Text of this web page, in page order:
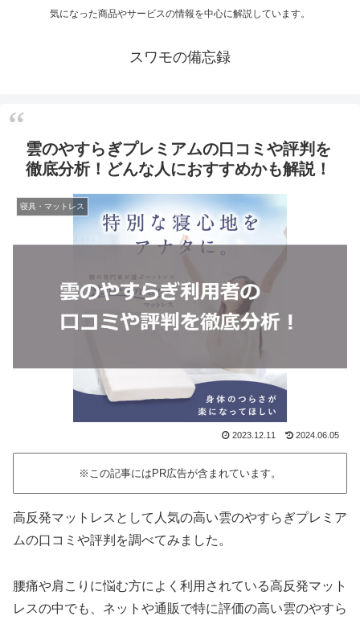
気になった商品やサービスの情報を中心に解説しています。
スワモの備忘録
雲のやすらぎプレミアムの口コミや評判を
徹底分析！どんな人におすすめかも解説！
寝具・マットレス
2023.12.11 2024.06.05
※この記事にはPR広告が含まれています。
高反発マットレスとして人気の高い雲のやすらぎプレミア
ムの口コミや評判を調べてみました。
腰痛や肩こりに悩む方によく利用されている高反発マット
レスの中でも、ネットや通販で特に評価の高い雲のやすら